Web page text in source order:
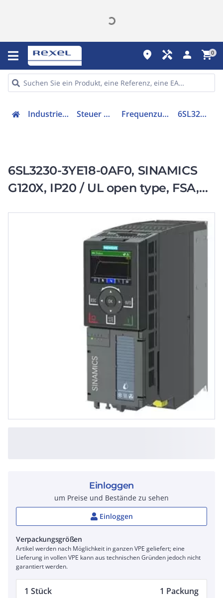
place handyman person shopping_cart0
Industriekomponenten Steuer & Regelgeräte Frequenzumrichter =< 1 kV 6SL32303YE180AF0
6SL3230-3YE18-0AF0, SINAMICS
G120X, IP20 / UL open type, FSA,
Einloggen
um Preise und Bestände zu sehen
Einloggen
Verpackungsgrößen
Artikel werden nach Möglichkeit in ganzen VPE geliefert; eine
Lieferung in vollen VPE kann aus technischen Gründen jedoch nicht
garantiert werden.
1 Stück 1 Packung